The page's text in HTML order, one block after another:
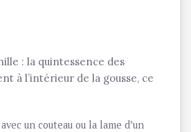
: la quintessence des
à l’intérieur de la gousse, ce
un couteau ou la lame d’un